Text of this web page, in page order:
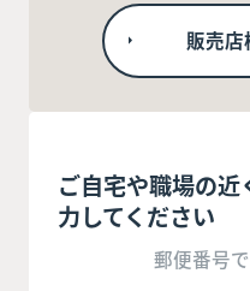
販売店
ご自宅や職場の
力してください
郵便番号